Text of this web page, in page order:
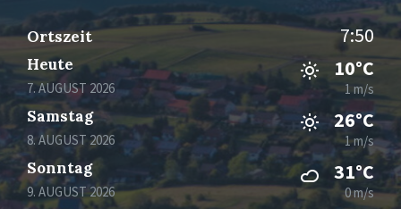
Ortszeit 7:50
Heute
7. AUGUST 2026
10°C
1 m/s
Samstag
8. AUGUST 2026
26°C
1 m/s
Sonntag
9. AUGUST 2026
31°C
0 m/s